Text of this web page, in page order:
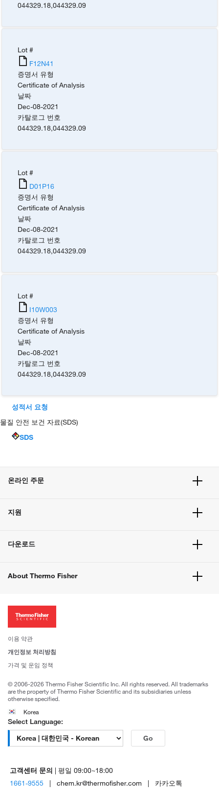
044329.18,044329.09
Lot #
F12N41
증명서 유형
Certificate of Analysis
날짜
Dec-08-2021
카탈로그 번호
044329.18,044329.09
Lot #
D01P16
증명서 유형
Certificate of Analysis
날짜
Dec-08-2021
카탈로그 번호
044329.18,044329.09
Lot #
I10W003
증명서 유형
Certificate of Analysis
날짜
Dec-08-2021
카탈로그 번호
044329.18,044329.09
성적서 요청
물질 안전 보건 자료(SDS)
SDS
온라인 주문
주문 방법
벌크 주문
지원
고객 센터
웹사이트 개선사항
다운로드
About Thermo Fisher
투자자
사회적 책임
브랜드
이용 약관
개인정보 처리방침
가격 및 운임 정책
© 2006-2026 Thermo Fisher Scientific Inc. All rights reserved. All trademarks
are the property of Thermo Fisher Scientific and its subsidiaries unless
otherwise specified.
Korea
Select Language:
Go
고객센터 문의 | 평일 09:00~18:00
1661-9555 | chem.kr@thermofisher.com | 카카오톡